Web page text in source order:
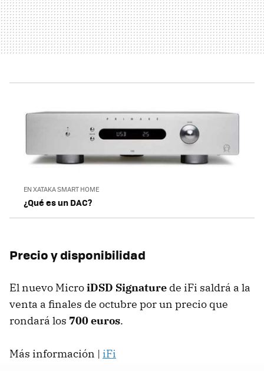
EN XATAKA SMART HOME
¿Qué es un DAC?
Precio y disponibilidad
El nuevo MicroiDSD Signature de iFi saldrá a la
venta a finales de octubre por un precio que
rondará los 700 euros.
Más información | iFi